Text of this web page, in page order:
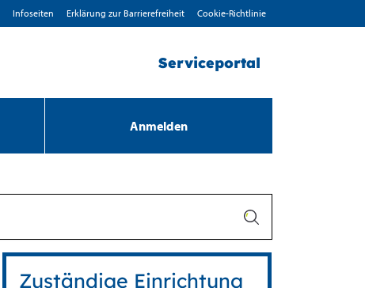
Infoseiten Erklärung zur Barrierefreiheit Cookie-Richtlinie
Serviceportal
Anmelden
Zuständige Einrichtung